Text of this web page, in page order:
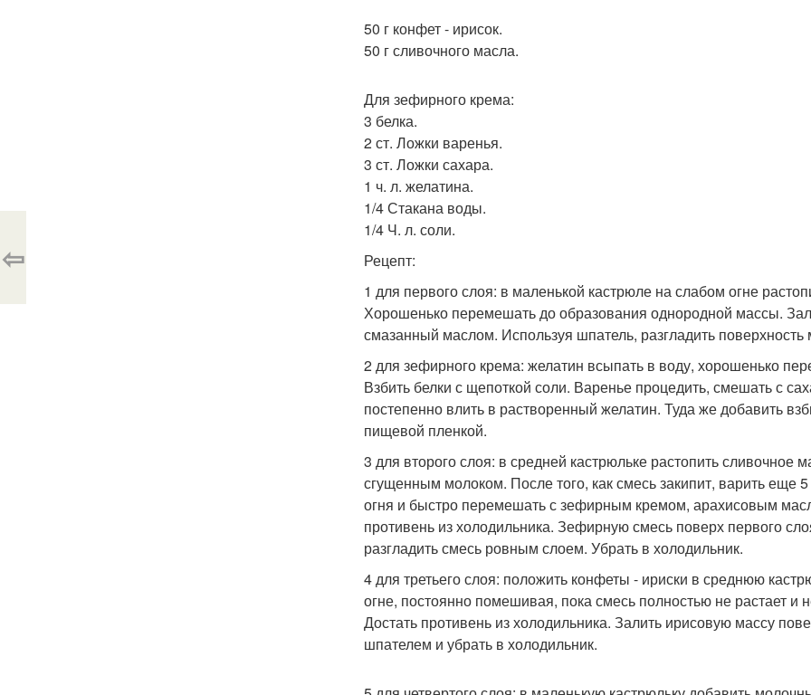
50 г конфет - ирисок.
50 г сливочного масла.
Для зефирного крема:
3 белка.
2 ст. Ложки варенья.
3 ст. Ложки сахара.
1 ч. л. желатина.
1/4 Стакана воды.
1/4 Ч. л. соли.
Рецепт:
1 для первого слоя: в маленькой кастрюле на слабом огне
Хорошенько перемешать до образования однородной массы.
смазанный маслом. Используя шпатель, разгладить
2 для зефирного крема: желатин всыпать в воду, хорошенько
Взбить белки с щепоткой соли. Варенье процедить, смешать с
постепенно влить в растворенный желатин. Туда же добавить
пищевой пленкой.
3 для второго слоя: в средней кастрюльке растопить
сгущенным молоком. После того, как смесь закипит, варить еще
огня и быстро перемешать с зефирным кремом, арахисовым
противень из холодильника. Зефирную смесь поверх первого
разгладить смесь ровным слоем. Убрать в холодильник.
4 для третьего слоя: положить конфеты - ириски в среднюю
огне, постоянно помешивая, пока смесь полностью не растает и
Достать противень из холодильника. Залить ирисовую массу
шпателем и убрать в холодильник.
⇦